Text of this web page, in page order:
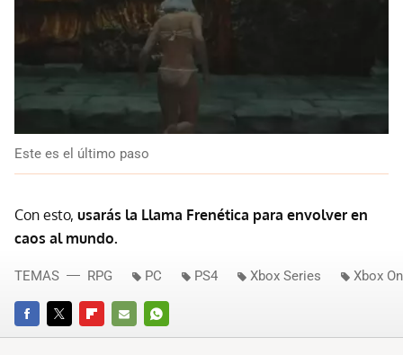
Este es el último paso
Con esto, usarás la Llama Frenética para envolver en
caos al mundo.
FACEBOOKTWITTERFLIPBOARD
E-
WHATSAPP
TEMAS RPG PC PS4 Xbox Series Xbox